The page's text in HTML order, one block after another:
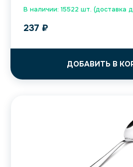
В наличии: 15522 шт. (доставка
237 ₽
ДОБАВИТЬ В